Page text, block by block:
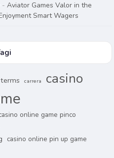
-Aviator Games Valor in the
Smart Wagers
carrera casino
online game pinco
casino online pin up game